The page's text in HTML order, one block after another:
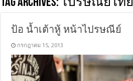
Tag Archives: ไปรษณีย์ไทย
ป้อ น้ำเต้าหู้ หน้าไปรษณีย์
กรกฎาคม 15, 2013